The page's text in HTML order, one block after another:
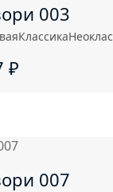
003
Классика
₽
007